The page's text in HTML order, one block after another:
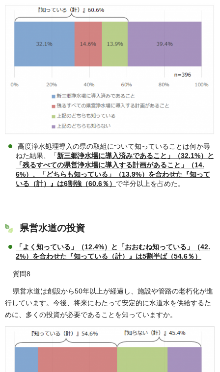
高度浄水処理導入の県の取組について知っていることは何か尋
ねた結果、「新三郷浄水場に導入済みであること」（32.1%）と
「残るすべての県営浄水場に導入する計画があること」（14.
6%）、「どちらも知っている」（13.9%）を合わせた『知って
いる（計）』は6割強（60.6％） で半分以上を占めた。
県営水道の投資
「よく知っている」（12.4%）と「おおむね知っている」（42.
2%）を合わせた『知っている（計）』は5割半ば（54.6％）
質問8
県営水道は創設から50年以上が経過し、施設や管路の老朽化が進
行しています。今後、将来にわたって安定的に水道水を供給するた
めに、多くの投資が必要であることを知っていますか。